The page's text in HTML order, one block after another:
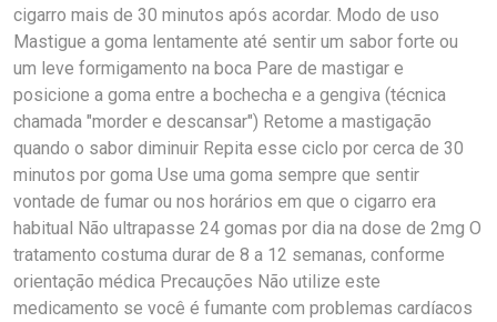
cigarro mais de 30 minutos após acordar. Modo de uso
Mastigue a goma lentamente até sentir um sabor forte ou
um leve formigamento na boca Pare de mastigar e
posicione a goma entre a bochecha e a gengiva (técnica
chamada "morder e descansar") Retome a mastigação
quando o sabor diminuir Repita esse ciclo por cerca de 30
minutos por goma Use uma goma sempre que sentir
vontade de fumar ou nos horários em que o cigarro era
habitual Não ultrapasse 24 gomas por dia na dose de 2mg O
tratamento costuma durar de 8 a 12 semanas, conforme
orientação médica Precauções Não utilize este
medicamento se você é fumante com problemas cardíacos